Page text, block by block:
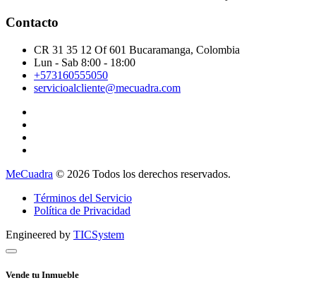
Contacto
CR 31 35 12 Of 601 Bucaramanga, Colombia
Lun - Sab 8:00 - 18:00
+573160555050
servicioalcliente@mecuadra.com
MeCuadra © 2026 Todos los derechos reservados.
Términos del Servicio
Política de Privacidad
Engineered by TICSystem
Vende tu Inmueble